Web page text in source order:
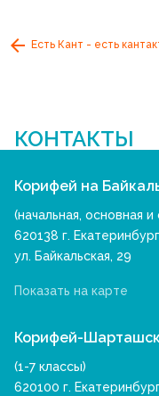
Есть Кант - есть
КОНТАКТЫ
Корифей на
(начальная, основная
620138 г.
ул. Байкальская, 29
Показать на карте
Корифей-
(1-7 классы)
620100 г.